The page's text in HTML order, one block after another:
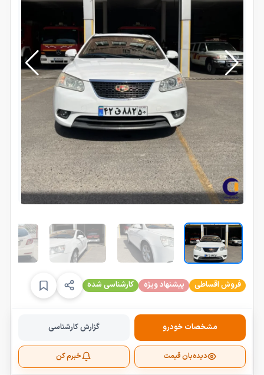
فروش اقساطی پیشنهاد ویژه کارشناسی شده
مشخصات خودرو گزارش کارشناسی
دیده‌بان قیمت خبرم کن